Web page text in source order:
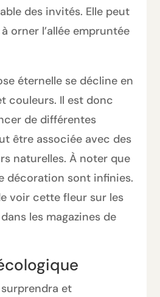
des invités. Elle peut
orner l’allée empruntée
éternelle se décline en
couleurs. Il est donc
de différentes
être associée avec des
naturelles. À noter que
décoration sont infinies.
voir cette fleur sur les
les magazines de
et